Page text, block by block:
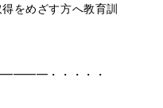
をめざす方へ教育訓
・・・・・